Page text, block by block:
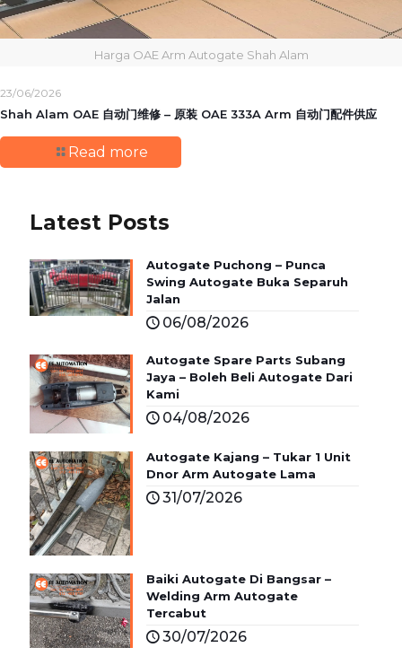
Harga OAE Arm Autogate Shah Alam
23/06/2026
Shah Alam OAE 自动门维修 – 原装 OAE 333A Arm 自动门配件供应
Read more
Latest Posts
Autogate Puchong – Punca
Swing Autogate Buka Separuh
Jalan
06/08/2026
Autogate Spare Parts Subang
Jaya – Boleh Beli Autogate Dari
Kami
04/08/2026
Autogate Kajang – Tukar 1 Unit
Dnor Arm Autogate Lama
31/07/2026
Baiki Autogate Di Bangsar –
Welding Arm Autogate
Tercabut
30/07/2026